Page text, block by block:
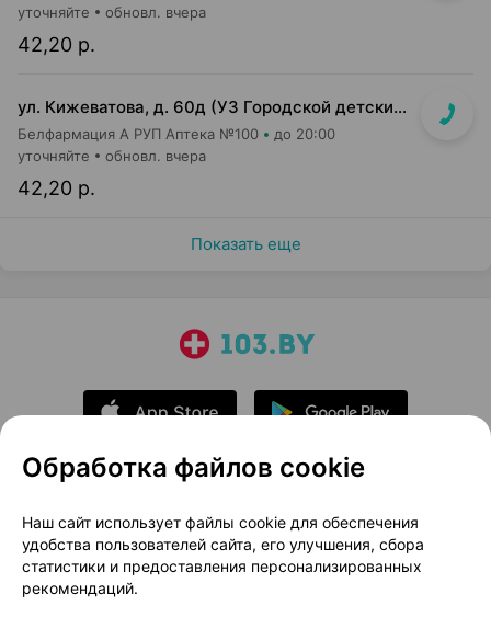
42,20 р.
уточняйте обновл. вчера
ул. Кижеватова, д. 60д (УЗ Городской детский консультативно-диагностический центр)
Белфармация А РУП Аптека №100 до 20:00
42,20 р.
уточняйте обновл. вчера
Показать еще
О проекте
Новости проекта
Размещение рекламы
Медицинский маркетинг
Публичный договор
Доставка
Обработка файлов cookie
Наш сайт использует файлы cookie для обеспечения
удобства пользователей сайта, его улучшения, сбора
статистики и предоставления персонализированных
рекомендаций.